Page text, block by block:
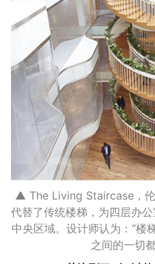
▲ The Living Staircase，
代替了传统楼梯，为四层办
中央区域。设计师认为：“楼
之间的一切